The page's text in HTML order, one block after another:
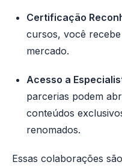
Certificação
cursos, você
mercado.
Acesso a
parcerias podem
conteúdos
renomados.
Essas colaborações